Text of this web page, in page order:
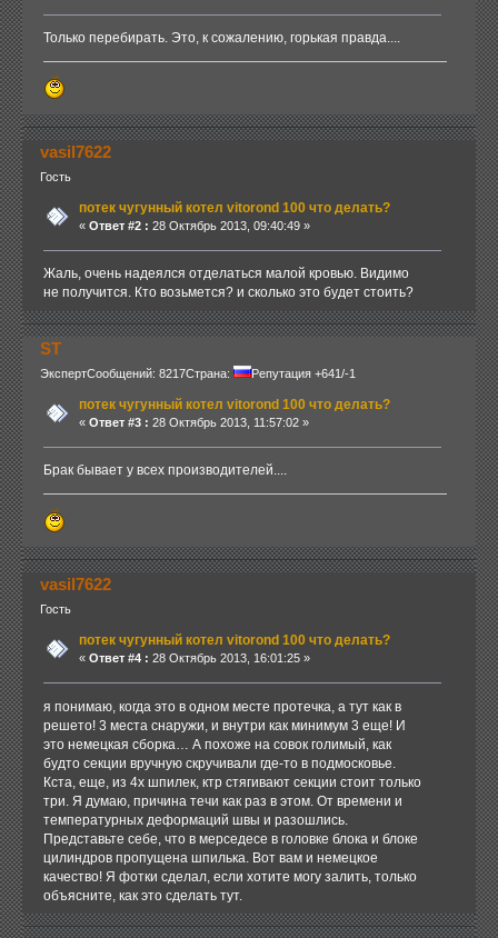
Только перебирать. Это, к сожалению, горькая правда....
vasil7622
Гость
потек чугунный котел vitorond 100 что делать?
« Ответ #2 : 28 Октябрь 2013, 09:40:49 »
Жаль, очень надеялся отделаться малой кровью. Видимо
не получится. Кто возьмется? и сколько это будет стоить?
ST
ЭкспертСообщений: 8217Страна: Репутация +641/-1
потек чугунный котел vitorond 100 что делать?
« Ответ #3 : 28 Октябрь 2013, 11:57:02 »
Брак бывает у всех производителей....
vasil7622
Гость
потек чугунный котел vitorond 100 что делать?
« Ответ #4 : 28 Октябрь 2013, 16:01:25 »
я понимаю, когда это в одном месте протечка, а тут как в
решето! 3 места снаружи, и внутри как минимум 3 еще! И
это немецкая сборка… А похоже на совок голимый, как
будто секции вручную скручивали где-то в подмосковье.
Кста, еще, из 4х шпилек, ктр стягивают секции стоит только
три. Я думаю, причина течи как раз в этом. От времени и
температурных деформаций швы и разошлись.
Представьте себе, что в мерседесе в головке блока и блоке
цилиндров пропущена шпилька. Вот вам и немецкое
качество! Я фотки сделал, если хотите могу залить, только
объясните, как это сделать тут.